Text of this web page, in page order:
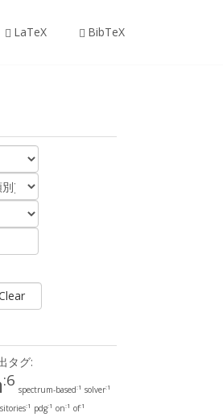
LaTeX BibTeX
タグ:
:6 spectrum-based:1 solver:1
:1 pdg:1 on:1 of:1